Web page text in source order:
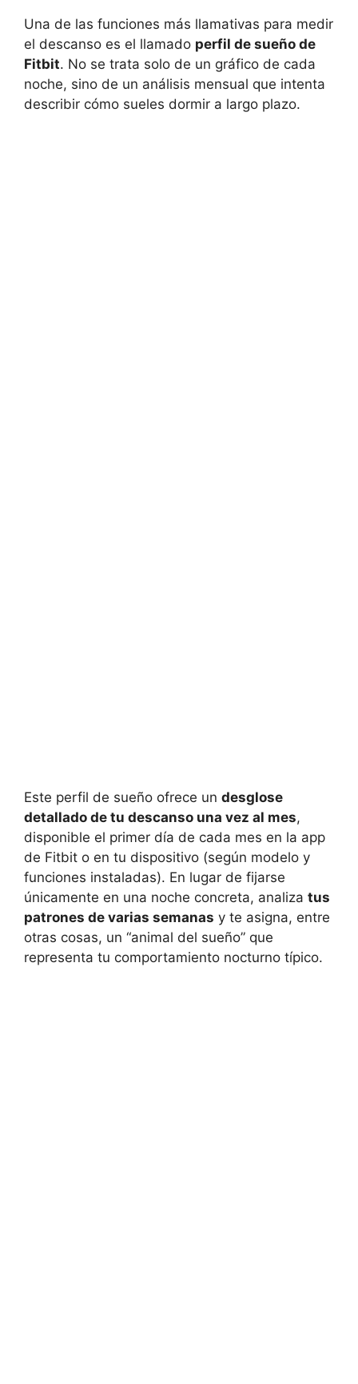
Una de las funciones más llamativas para medir
el descanso es el llamado perfil de sueño de
Fitbit. No se trata solo de un gráfico de cada
noche, sino de un análisis mensual que intenta
describir cómo sueles dormir a largo plazo.
Este perfil de sueño ofrece un desglose
detallado de tu descanso una vez al mes,
disponible el primer día de cada mes en la app
de Fitbit o en tu dispositivo (según modelo y
funciones instaladas). En lugar de fijarse
únicamente en una noche concreta, analiza tus
patrones de varias semanas y te asigna, entre
otras cosas, un “animal del sueño” que
representa tu comportamiento nocturno típico.